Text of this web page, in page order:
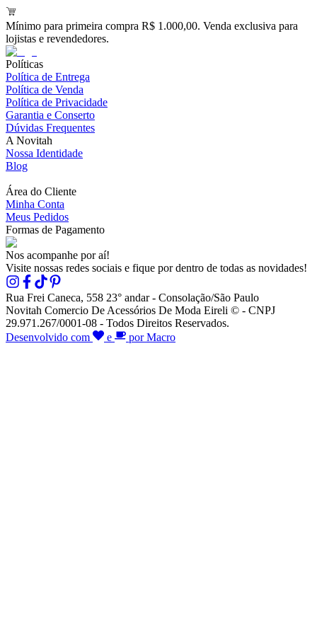
Mínimo para primeira compra R$ 1.000,00. Venda exclusiva para
lojistas e revendedores.
Políticas
Política de Entrega
Política de Venda
Política de Privacidade
Garantia e Conserto
Dúvidas Frequentes
A Novitah
Nossa Identidade
Blog
Área do Cliente
Minha Conta
Meus Pedidos
Formas de Pagamento
Nos acompanhe por aí!
Visite nossas redes sociais e fique por dentro de todas as novidades!
Rua Frei Caneca, 558 23° andar - Consolação/São Paulo
Novitah Comercio De Acessórios De Moda Eireli © - CNPJ
29.971.267/0001-08 - Todos Direitos Reservados.
Desenvolvido com
e por Macro